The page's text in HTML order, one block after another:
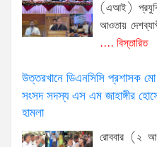
(এআই)
আওতায়
.... বিস্তারিত
উত্তরখানে ডিএনসিসি প্রশাসক
সংসদ সদস্য এস এম জাহাঙ্গীর
হামলা
রোববার (২